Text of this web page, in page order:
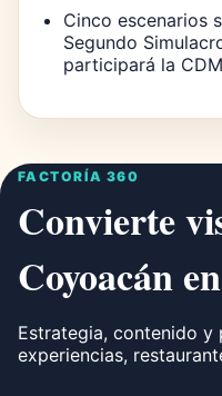
Cinco escenarios
Segundo
participará la
FACTORÍA 360
Convierte
Coyoacán
Estrategia, contenido y
experiencias,